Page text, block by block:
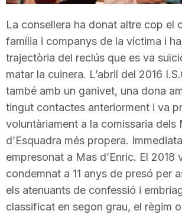
n
La consellera ha donat altre cop el
família i companys de la víctima i
trajectòria del reclús que es va
matar la cuinera. L’abril del 2016
també amb un ganivet, una dona
tingut contactes anteriorment i va
voluntàriament a la comissaria dels
d’Esquadra més propera.
empresonat a Mas d’Enric. El 2018
condemnat a 11 anys de presó per
els atenuants de confessió i
classificat en segon grau, el règim